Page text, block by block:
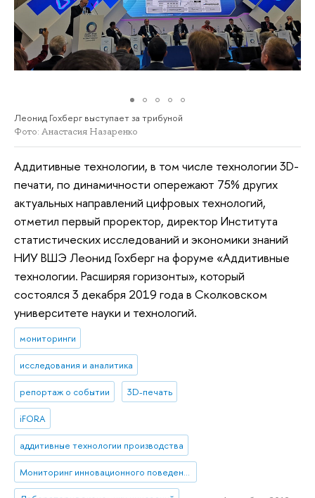
Леонид Гохберг выступает за трибуной
Фото: Анастасия Назаренко
Аддитивные технологии, в том числе технологии 3D-
печати, по динамичности опережают 75% других
актуальных направлений цифровых технологий,
отметил первый проректор, директор Института
статистических исследований и экономики знаний
НИУ ВШЭ Леонид Гохберг на форуме «Аддитивные
технологии. Расширяя горизонты», который
состоялся 3 декабря 2019 года в Сколковском
университете науки и технологий.
мониторинги
исследования и аналитика
репортаж о событии 3D-печать
iFORA
аддитивные технологии производства
Мониторинг инновационного поведения предприятий